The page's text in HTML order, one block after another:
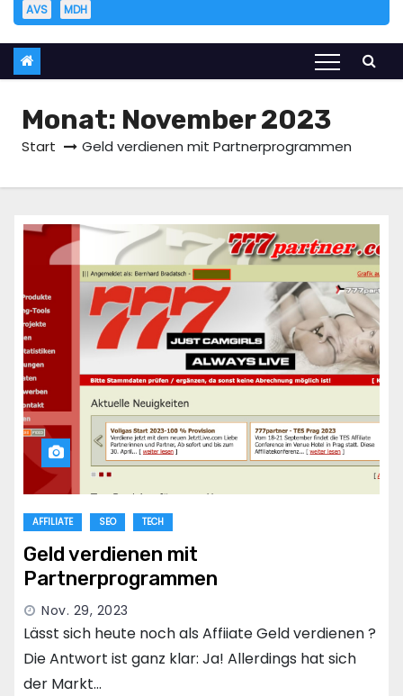
AVS
MDH
Monat: November 2023
Start Geld verdienen mit Partnerprogrammen
AFFILIATE SEO TECH
Geld verdienen mit
Partnerprogrammen
Nov. 29, 2023
Lässt sich heute noch als Affiiate Geld verdienen ?
Die Antwort ist ganz klar: Ja! Allerdings hat sich
der Markt…